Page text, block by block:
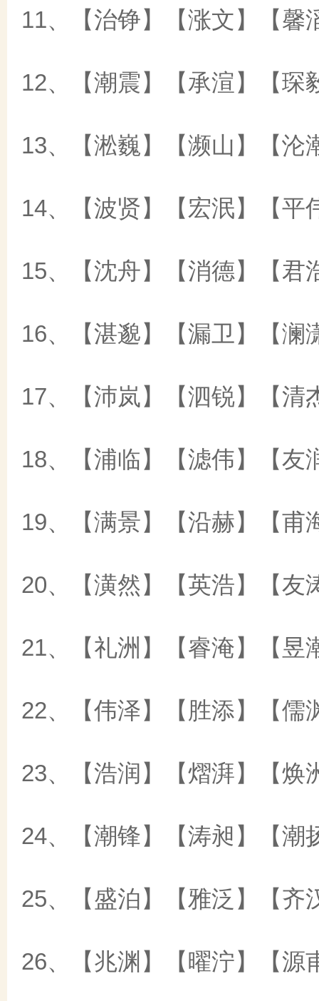
11、【治铮】【涨文】【馨
12、【潮震】【承渲】【琛
13、【淞巍】【濒山】【沦
14、【波贤】【宏泯】【平
15、【沈舟】【消德】【君
16、【湛邈】【漏卫】【澜
17、【沛岚】【泗锐】【清
18、【浦临】【滤伟】【友
19、【满景】【沿赫】【甫
20、【潢然】【英浩】【友
21、【礼洲】【睿淹】【昱
22、【伟泽】【胜添】【儒
23、【浩润】【熠湃】【焕
24、【潮锋】【涛昶】【潮
25、【盛泊】【雅泛】【齐
26、【兆渊】【曜泞】【源